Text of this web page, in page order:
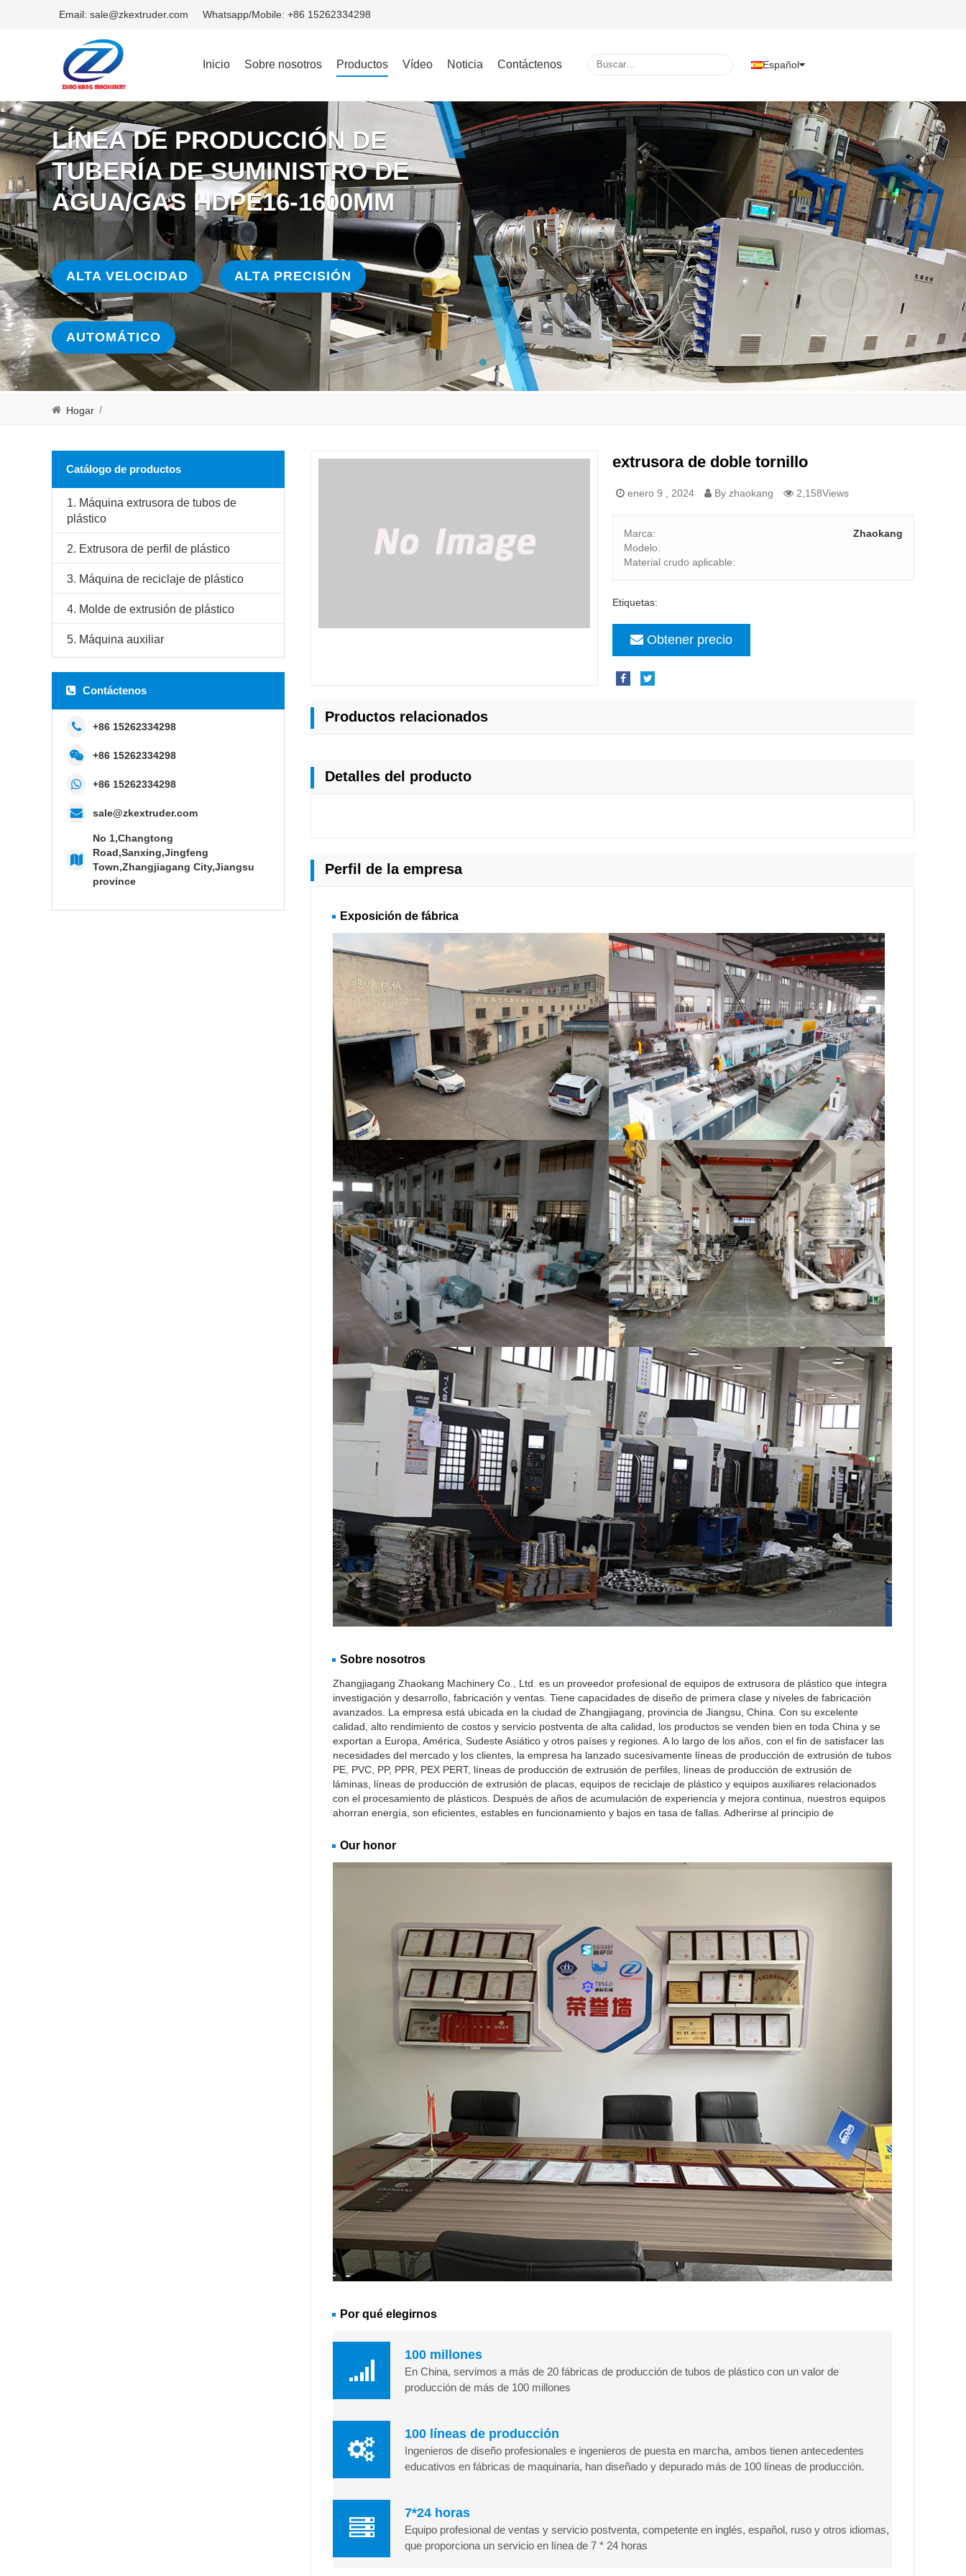
Email: sale@zkextruder.com Whatsapp/Mobile: +86 15262334298
Inicio Sobre nosotros Productos Vídeo Noticia Contáctenos Español
LÍNEA DE PRODUCCIÓN DE
TUBERÍA DE SUMINISTRO DE
AGUA/GAS HDPE16-1600MM
ALTA VELOCIDAD ALTA PRECISIÓN
AUTOMÁTICO
Hogar /
Catálogo de productos
1. Máquina extrusora de tubos de
plástico
2. Extrusora de perfil de plástico
3. Máquina de reciclaje de plástico
4. Molde de extrusión de plástico
5. Máquina auxiliar
Contáctenos
+86 15262334298
+86 15262334298
+86 15262334298
sale@zkextruder.com
No 1,Changtong
Road,Sanxing,Jingfeng
Town,Zhangjiagang City,Jiangsu
province
extrusora de doble tornillo
enero 9 , 2024 By zhaokang 2,158Views
Marca:
Zhaokang
Modelo:
Material crudo aplicable:
Etiquetas:
Obtener precio
Productos relacionados
Detalles del producto
Perfil de la empresa
Exposición de fábrica
Sobre nosotros
Zhangjiagang Zhaokang Machinery Co., Ltd. es un proveedor profesional de equipos de extrusora de plástico que integra
investigación y desarrollo, fabricación y ventas. Tiene capacidades de diseño de primera clase y niveles de fabricación
avanzados. La empresa está ubicada en la ciudad de Zhangjiagang, provincia de Jiangsu, China. Con su excelente
calidad, alto rendimiento de costos y servicio postventa de alta calidad, los productos se venden bien en toda China y se
exportan a Europa, América, Sudeste Asiático y otros países y regiones. A lo largo de los años, con el fin de satisfacer las
necesidades del mercado y los clientes, la empresa ha lanzado sucesivamente líneas de producción de extrusión de tubos
PE, PVC, PP, PPR, PEX PERT, líneas de producción de extrusión de perfiles, líneas de producción de extrusión de
láminas, líneas de producción de extrusión de placas, equipos de reciclaje de plástico y equipos auxiliares relacionados
con el procesamiento de plásticos. Después de años de acumulación de experiencia y mejora continua, nuestros equipos
ahorran energía, son eficientes, estables en funcionamiento y bajos en tasa de fallas. Adherirse al principio de
Our honor
Por qué elegirnos
100 millones
En China, servimos a más de 20 fábricas de producción de tubos de plástico con un valor de
producción de más de 100 millones
100 líneas de producción
Ingenieros de diseño profesionales e ingenieros de puesta en marcha, ambos tienen antecedentes
educativos en fábricas de maquinaria, han diseñado y depurado más de 100 líneas de producción.
7*24 horas
Equipo profesional de ventas y servicio postventa, competente en inglés, español, ruso y otros idiomas,
que proporciona un servicio en línea de 7 * 24 horas